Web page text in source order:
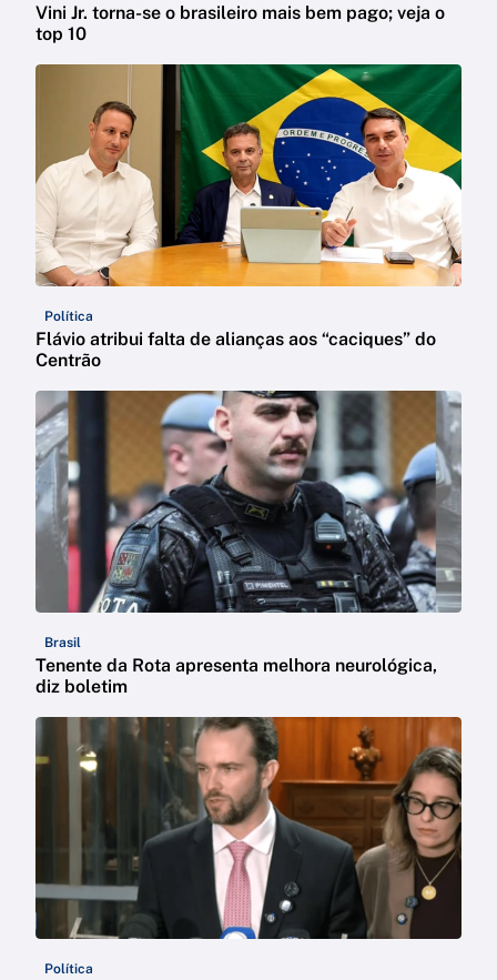
Vini Jr. torna-se o brasileiro mais bem pago; veja o
top 10
Política
Flávio atribui falta de alianças aos “caciques” do
Centrão
Brasil
Tenente da Rota apresenta melhora neurológica,
diz boletim
Política